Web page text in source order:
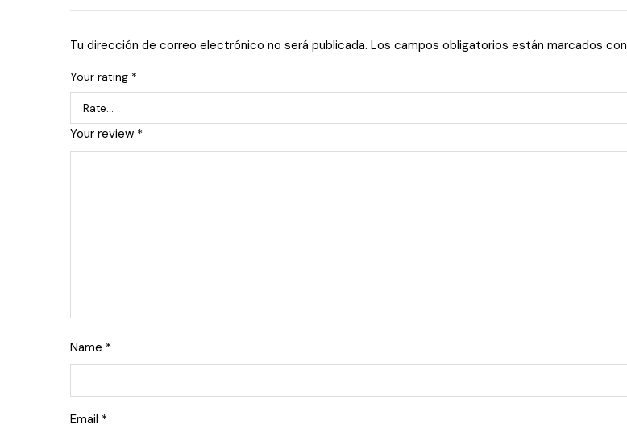
Tu dirección de correo electrónico no será publicada. Los campos obligatorios están marcados con
Your rating *
Your review *
Name *
Email *